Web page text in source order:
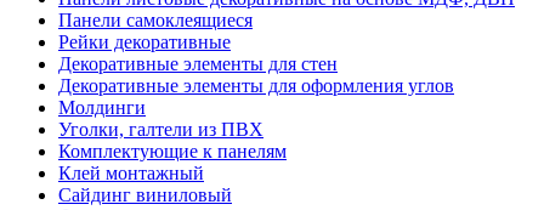
Панели самоклеящиеся
Рейки декоративные
Декоративные элементы для стен
Декоративные элементы для оформления углов
Молдинги
Уголки, галтели из ПВХ
Комплектующие к панелям
Клей монтажный
Сайдинг виниловый